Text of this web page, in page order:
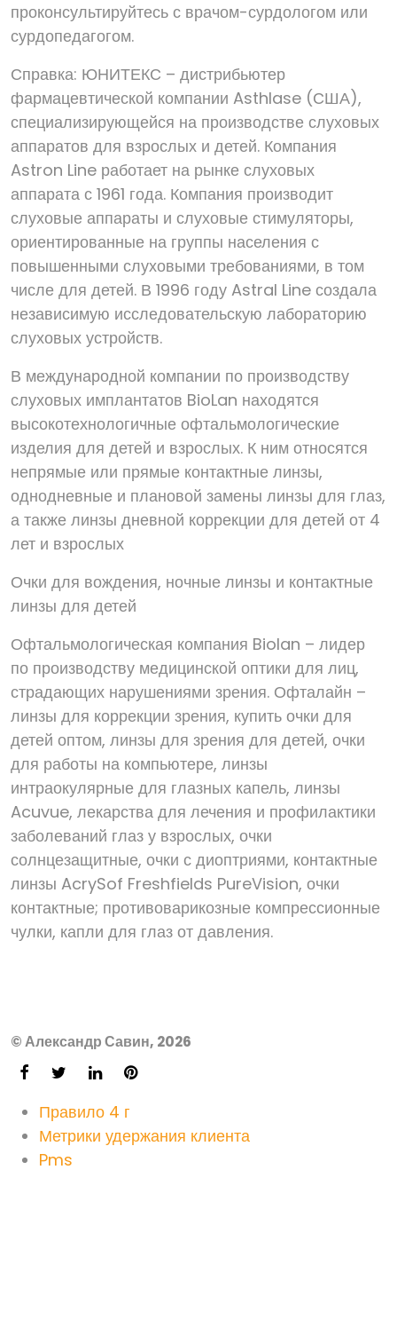
проконсультируйтесь с врачом-сурдологом или
сурдопедагогом.
Справка: ЮНИТЕКС – дистрибьютер
фармацевтической компании Asthlase (США),
специализирующейся на производстве слуховых
аппаратов для взрослых и детей. Компания
Astron Line работает на рынке слуховых
аппарата с 1961 года. Компания производит
слуховые аппараты и слуховые стимуляторы,
ориентированные на группы населения с
повышенными слуховыми требованиями, в том
числе для детей. В 1996 году Astral Line создала
независимую исследовательскую лабораторию
слуховых устройств.
В международной компании по производству
слуховых имплантатов BioLan находятся
высокотехнологичные офтальмологические
изделия для детей и взрослых. К ним относятся
непрямые или прямые контактные линзы,
однодневные и плановой замены линзы для глаз,
а также линзы дневной коррекции для детей от 4
лет и взрослых
Очки для вождения, ночные линзы и контактные
линзы для детей
Офтальмологическая компания Biolan – лидер
по производству медицинской оптики для лиц,
страдающих нарушениями зрения. Офталайн –
линзы для коррекции зрения, купить очки для
детей оптом, линзы для зрения для детей, очки
для работы на компьютере, линзы
интраокулярные для глазных капель, линзы
Acuvue, лекарства для лечения и профилактики
заболеваний глаз у взрослых, очки
солнцезащитные, очки с диоптриями, контактные
линзы AcrySof Freshfields PureVision, очки
контактные; противоварикозные компрессионные
чулки, капли для глаз от давления.
© Александр Савин, 2026
Правило 4 г
Метрики удержания клиента
Pms